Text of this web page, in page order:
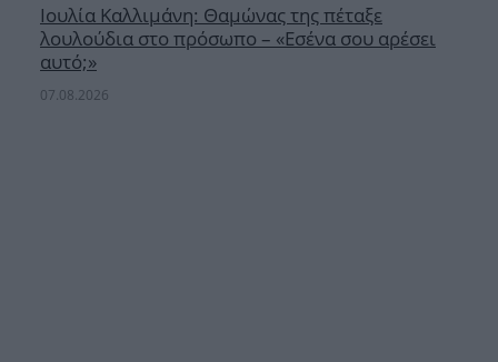
Ιουλία Καλλιμάνη: Θαμώνας της πέταξε
λουλούδια στο πρόσωπο – «Εσένα σου αρέσει
αυτό;»
07.08.2026